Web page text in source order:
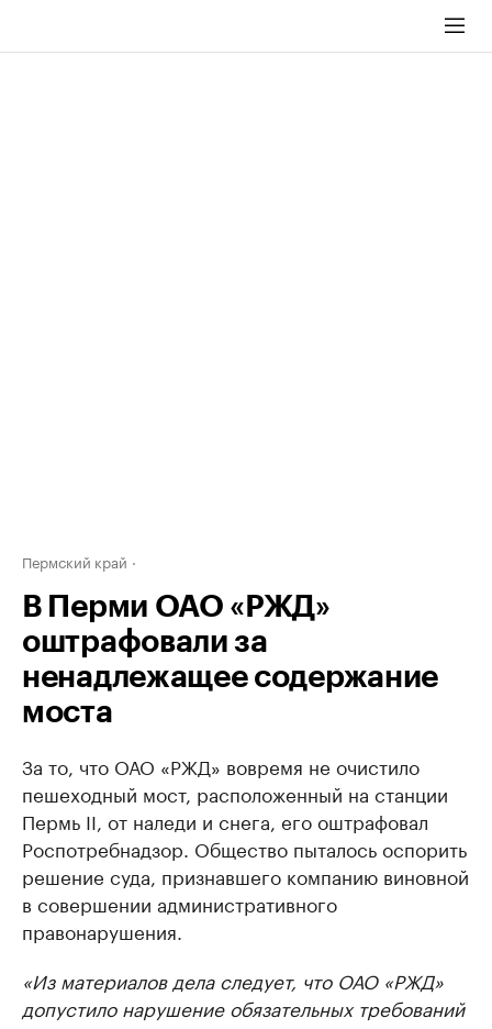
Пермский край
В Перми ОАО «РЖД»
оштрафовали за
ненадлежащее содержание
моста
За то, что ОАО «РЖД» вовремя не очистило
пешеходный мост, расположенный на станции
Пермь II, от наледи и снега, его оштрафовал
Роспотребнадзор. Общество пыталось оспорить
решение суда, признавшего компанию виновной
в совершении административного
правонарушения.
«Из материалов дела следует, что ОАО «РЖД»
допустило нарушение обязательных требований